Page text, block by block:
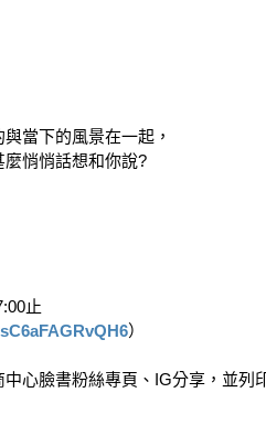
當下的風景在一起，
悄悄話想和你說?
止
）
心臉書粉絲專頁、IG分享，並列